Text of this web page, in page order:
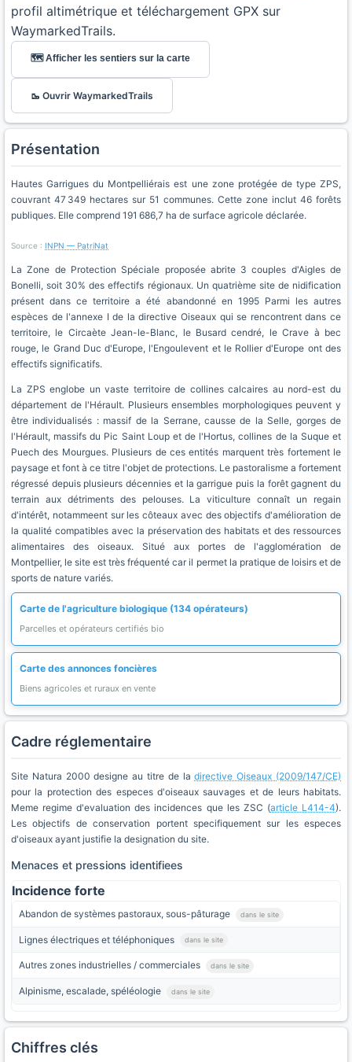
profil altimétrique et téléchargement GPX sur
WaymarkedTrails.
🗺️ Afficher les sentiers sur la carte
🥾 Ouvrir WaymarkedTrails
Présentation
Hautes Garrigues du Montpelliérais est une zone protégée de type ZPS,
couvrant 47 349 hectares sur 51 communes. Cette zone inclut 46 forêts
publiques. Elle comprend 191 686,7 ha de surface agricole déclarée.
Source : INPN — PatriNat
La Zone de Protection Spéciale proposée abrite 3 couples d'Aigles de
Bonelli, soit 30% des effectifs régionaux. Un quatrième site de nidification
présent dans ce territoire a été abandonné en 1995 Parmi les autres
espèces de l'annexe I de la directive Oiseaux qui se rencontrent dans ce
territoire, le Circaète Jean-le-Blanc, le Busard cendré, le Crave à bec
rouge, le Grand Duc d'Europe, l'Engoulevent et le Rollier d'Europe ont des
effectifs significatifs.
La ZPS englobe un vaste territoire de collines calcaires au nord-est du
département de l'Hérault. Plusieurs ensembles morphologiques peuvent y
être individualisés : massif de la Serrane, causse de la Selle, gorges de
l'Hérault, massifs du Pic Saint Loup et de l'Hortus, collines de la Suque et
Puech des Mourgues. Plusieurs de ces entités marquent très fortement le
paysage et font à ce titre l'objet de protections. Le pastoralisme a fortement
régressé depuis plusieurs décennies et la garrigue puis la forêt gagnent du
terrain aux détriments des pelouses. La viticulture connaît un regain
d'intérêt, notammeent sur les côteaux avec des objectifs d'amélioration de
la qualité compatibles avec la préservation des habitats et des ressources
alimentaires des oiseaux. Situé aux portes de l'agglomération de
Montpellier, le site est très fréquenté car il permet la pratique de loisirs et de
sports de nature variés.
Carte de l'agriculture biologique (134 opérateurs)
Parcelles et opérateurs certifiés bio
Carte des annonces foncières
Biens agricoles et ruraux en vente
Cadre réglementaire
Site Natura 2000 designe au titre de ladirective Oiseaux (2009/147/CE)
pour la protection des especes d'oiseaux sauvages et de leurs habitats.
Meme regime d'evaluation des incidences que les ZSC (article L414-4).
Les objectifs de conservation portent specifiquement sur les especes
d'oiseaux ayant justifie la designation du site.
Menaces et pressions identifiees
Incidence forte
Abandon de systèmes pastoraux, sous-pâturage dans le site
Lignes électriques et téléphoniques dans le site
Autres zones industrielles / commerciales dans le site
Alpinisme, escalade, spéléologie dans le site
Chiffres clés